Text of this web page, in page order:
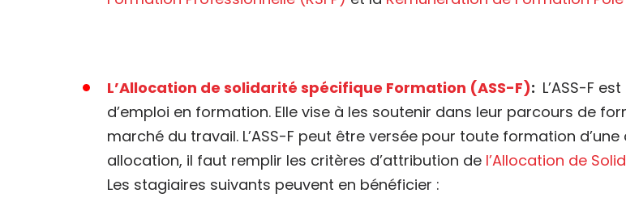
L’Allocation de solidarité spécifique Formation (ASS-F): L’ASS-F
d’emploi en formation. Elle vise à les soutenir dans leur parcours de
marché du travail. L’ASS-F peut être versée pour toute formation
allocation, il faut remplir les critères d’attribution de l’Allocation de
Les stagiaires suivants peuvent en bénéficier :